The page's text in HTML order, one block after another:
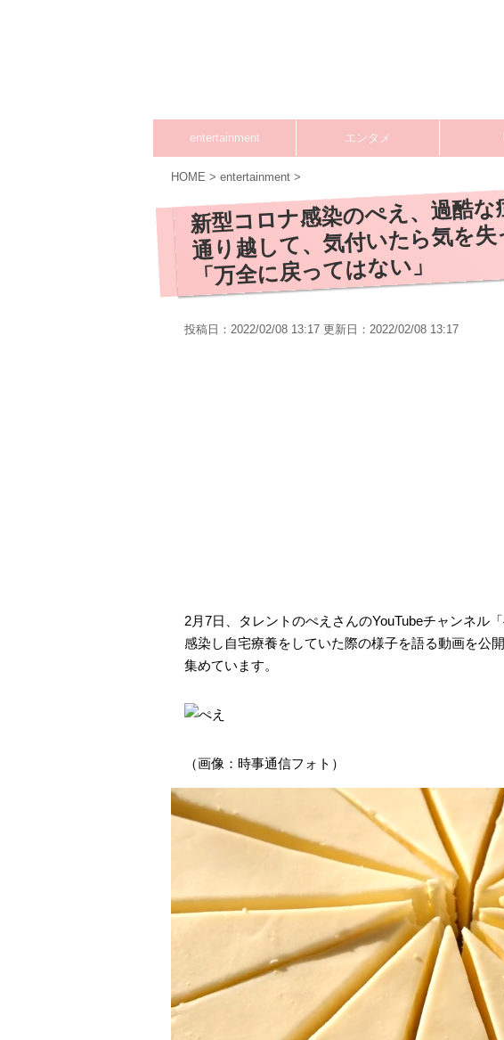
entertainment エンタメ
HOME > entertainment >
新型コロナ感染のぺえ、過酷
通り越して、気付いたら気を
「万全に戻ってはない」
投稿日：2022/02/08 13:17 更新日： 2022/02/08 13:17
2月7日、タレントのぺえさんのYouTubeチャンネル
感染し自宅療養をしていた際の様子を語る動画を公
集めています。
（画像：時事通信フォト）